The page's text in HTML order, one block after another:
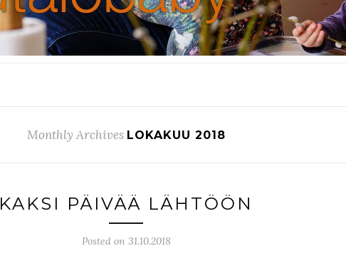
Monthly Archives LOKAKUU 2018
KAKSI PÄIVÄÄ LÄHTÖÖN
Posted on 31.10.2018